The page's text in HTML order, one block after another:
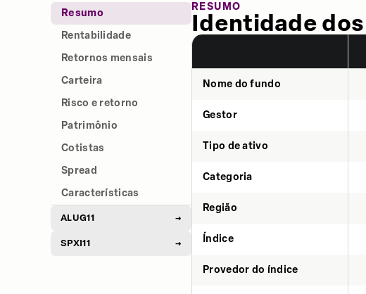
Resumo
Rentabilidade
Retornos mensais
Carteira
Risco e retorno
Patrimônio
Cotistas
Spread
Características
ALUG11 →
SPXI11 →
RESUMO
Identidade
Nome do fundo
Gestor
Tipo de ativo
Categoria
Região
Índice
Provedor do índice